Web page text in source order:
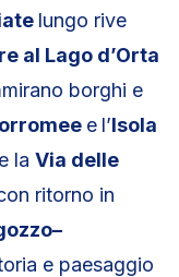
lungo rive
al Lago d’Orta
borghi e
e l’Isola
la Via delle
ritorno in
e paesaggio